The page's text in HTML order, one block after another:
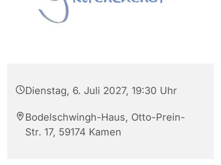
Dienstag, 6. Juli 2027, 19:30 Uhr
Bodelschwingh-Haus, Otto-Prein-
Str. 17, 59174 Kamen